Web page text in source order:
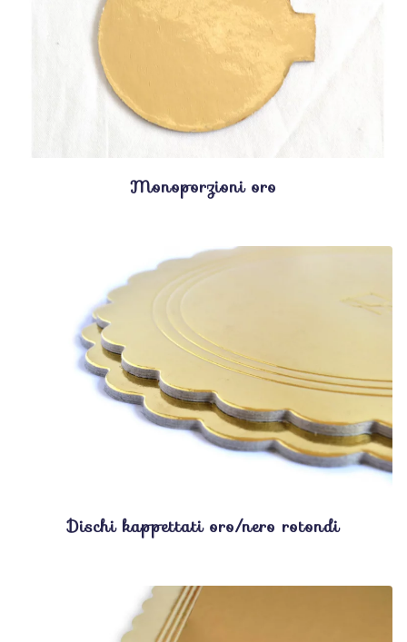
Monoporzioni oro
Dischi kappettati oro/nero rotondi